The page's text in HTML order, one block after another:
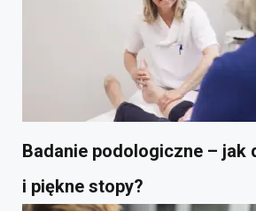
Badanie podologiczne – jak
i piękne stopy?